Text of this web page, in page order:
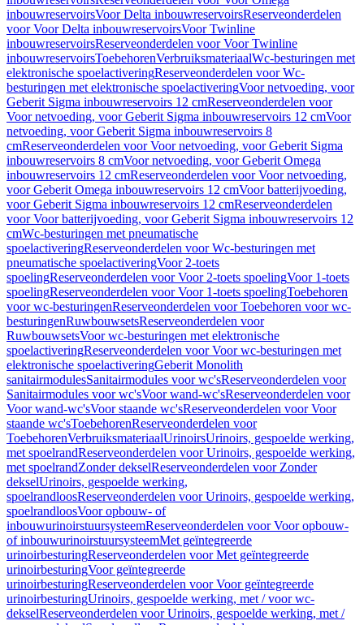
inbouwreservoirsVoor Delta inbouwreservoirsReserveonderdelen
voor Voor Delta inbouwreservoirsVoor Twinline
inbouwreservoirsReserveonderdelen voor Voor Twinline
inbouwreservoirsToebehorenVerbruiksmateriaalWc-besturingen met
elektronische spoelactiveringReserveonderdelen voor Wc-
besturingen met elektronische spoelactiveringVoor netvoeding, voor
Geberit Sigma inbouwreservoirs 12 cmReserveonderdelen voor
Voor netvoeding, voor Geberit Sigma inbouwreservoirs 12 cmVoor
netvoeding, voor Geberit Sigma inbouwreservoirs 8
cmReserveonderdelen voor Voor netvoeding, voor Geberit Sigma
inbouwreservoirs 8 cmVoor netvoeding, voor Geberit Omega
inbouwreservoirs 12 cmReserveonderdelen voor Voor netvoeding,
voor Geberit Omega inbouwreservoirs 12 cmVoor batterijvoeding,
voor Geberit Sigma inbouwreservoirs 12 cmReserveonderdelen
voor Voor batterijvoeding, voor Geberit Sigma inbouwreservoirs 12
cmWc-besturingen met pneumatische
spoelactiveringReserveonderdelen voor Wc-besturingen met
pneumatische spoelactiveringVoor 2-toets
spoelingReserveonderdelen voor Voor 2-toets spoelingVoor 1-toets
spoelingReserveonderdelen voor Voor 1-toets spoelingToebehoren
voor wc-besturingenReserveonderdelen voor Toebehoren voor wc-
besturingenRuwbouwsetsReserveonderdelen voor
RuwbouwsetsVoor wc-besturingen met elektronische
spoelactiveringReserveonderdelen voor Voor wc-besturingen met
elektronische spoelactiveringGeberit Monolith
sanitairmodulesSanitairmodules voor wc'sReserveonderdelen voor
Sanitairmodules voor wc'sVoor wand-wc'sReserveonderdelen voor
Voor wand-wc'sVoor staande wc'sReserveonderdelen voor Voor
staande wc'sToebehorenReserveonderdelen voor
ToebehorenVerbruiksmateriaalUrinoirsUrinoirs, gespoelde werking,
met spoelrandReserveonderdelen voor Urinoirs, gespoelde werking,
met spoelrandZonder dekselReserveonderdelen voor Zonder
dekselUrinoirs, gespoelde werking,
spoelrandloosReserveonderdelen voor Urinoirs, gespoelde werking,
spoelrandloosVoor opbouw- of
inbouwurinoirstuursysteemReserveonderdelen voor Voor opbouw-
of inbouwurinoirstuursysteemMet geïntegreerde
urinoirbesturingReserveonderdelen voor Met geïntegreerde
urinoirbesturingVoor geïntegreerde
urinoirbesturingReserveonderdelen voor Voor geïntegreerde
urinoirbesturingUrinoirs, gespoelde werking, met / voor wc-
dekselReserveonderdelen voor Urinoirs, gespoelde werking, met /